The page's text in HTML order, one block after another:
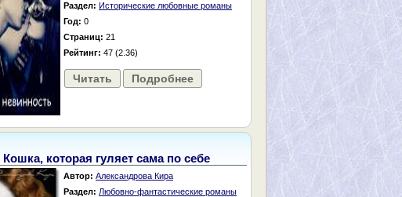
Раздел: Исторические любовные романы
Год: 0
Страниц: 21
Рейтинг: 47 (2.36)
Читать Подробнее
Кошка, которая гуляет сама по себе
Автор: Александрова Кира
Раздел: Любовно-фантастические романы